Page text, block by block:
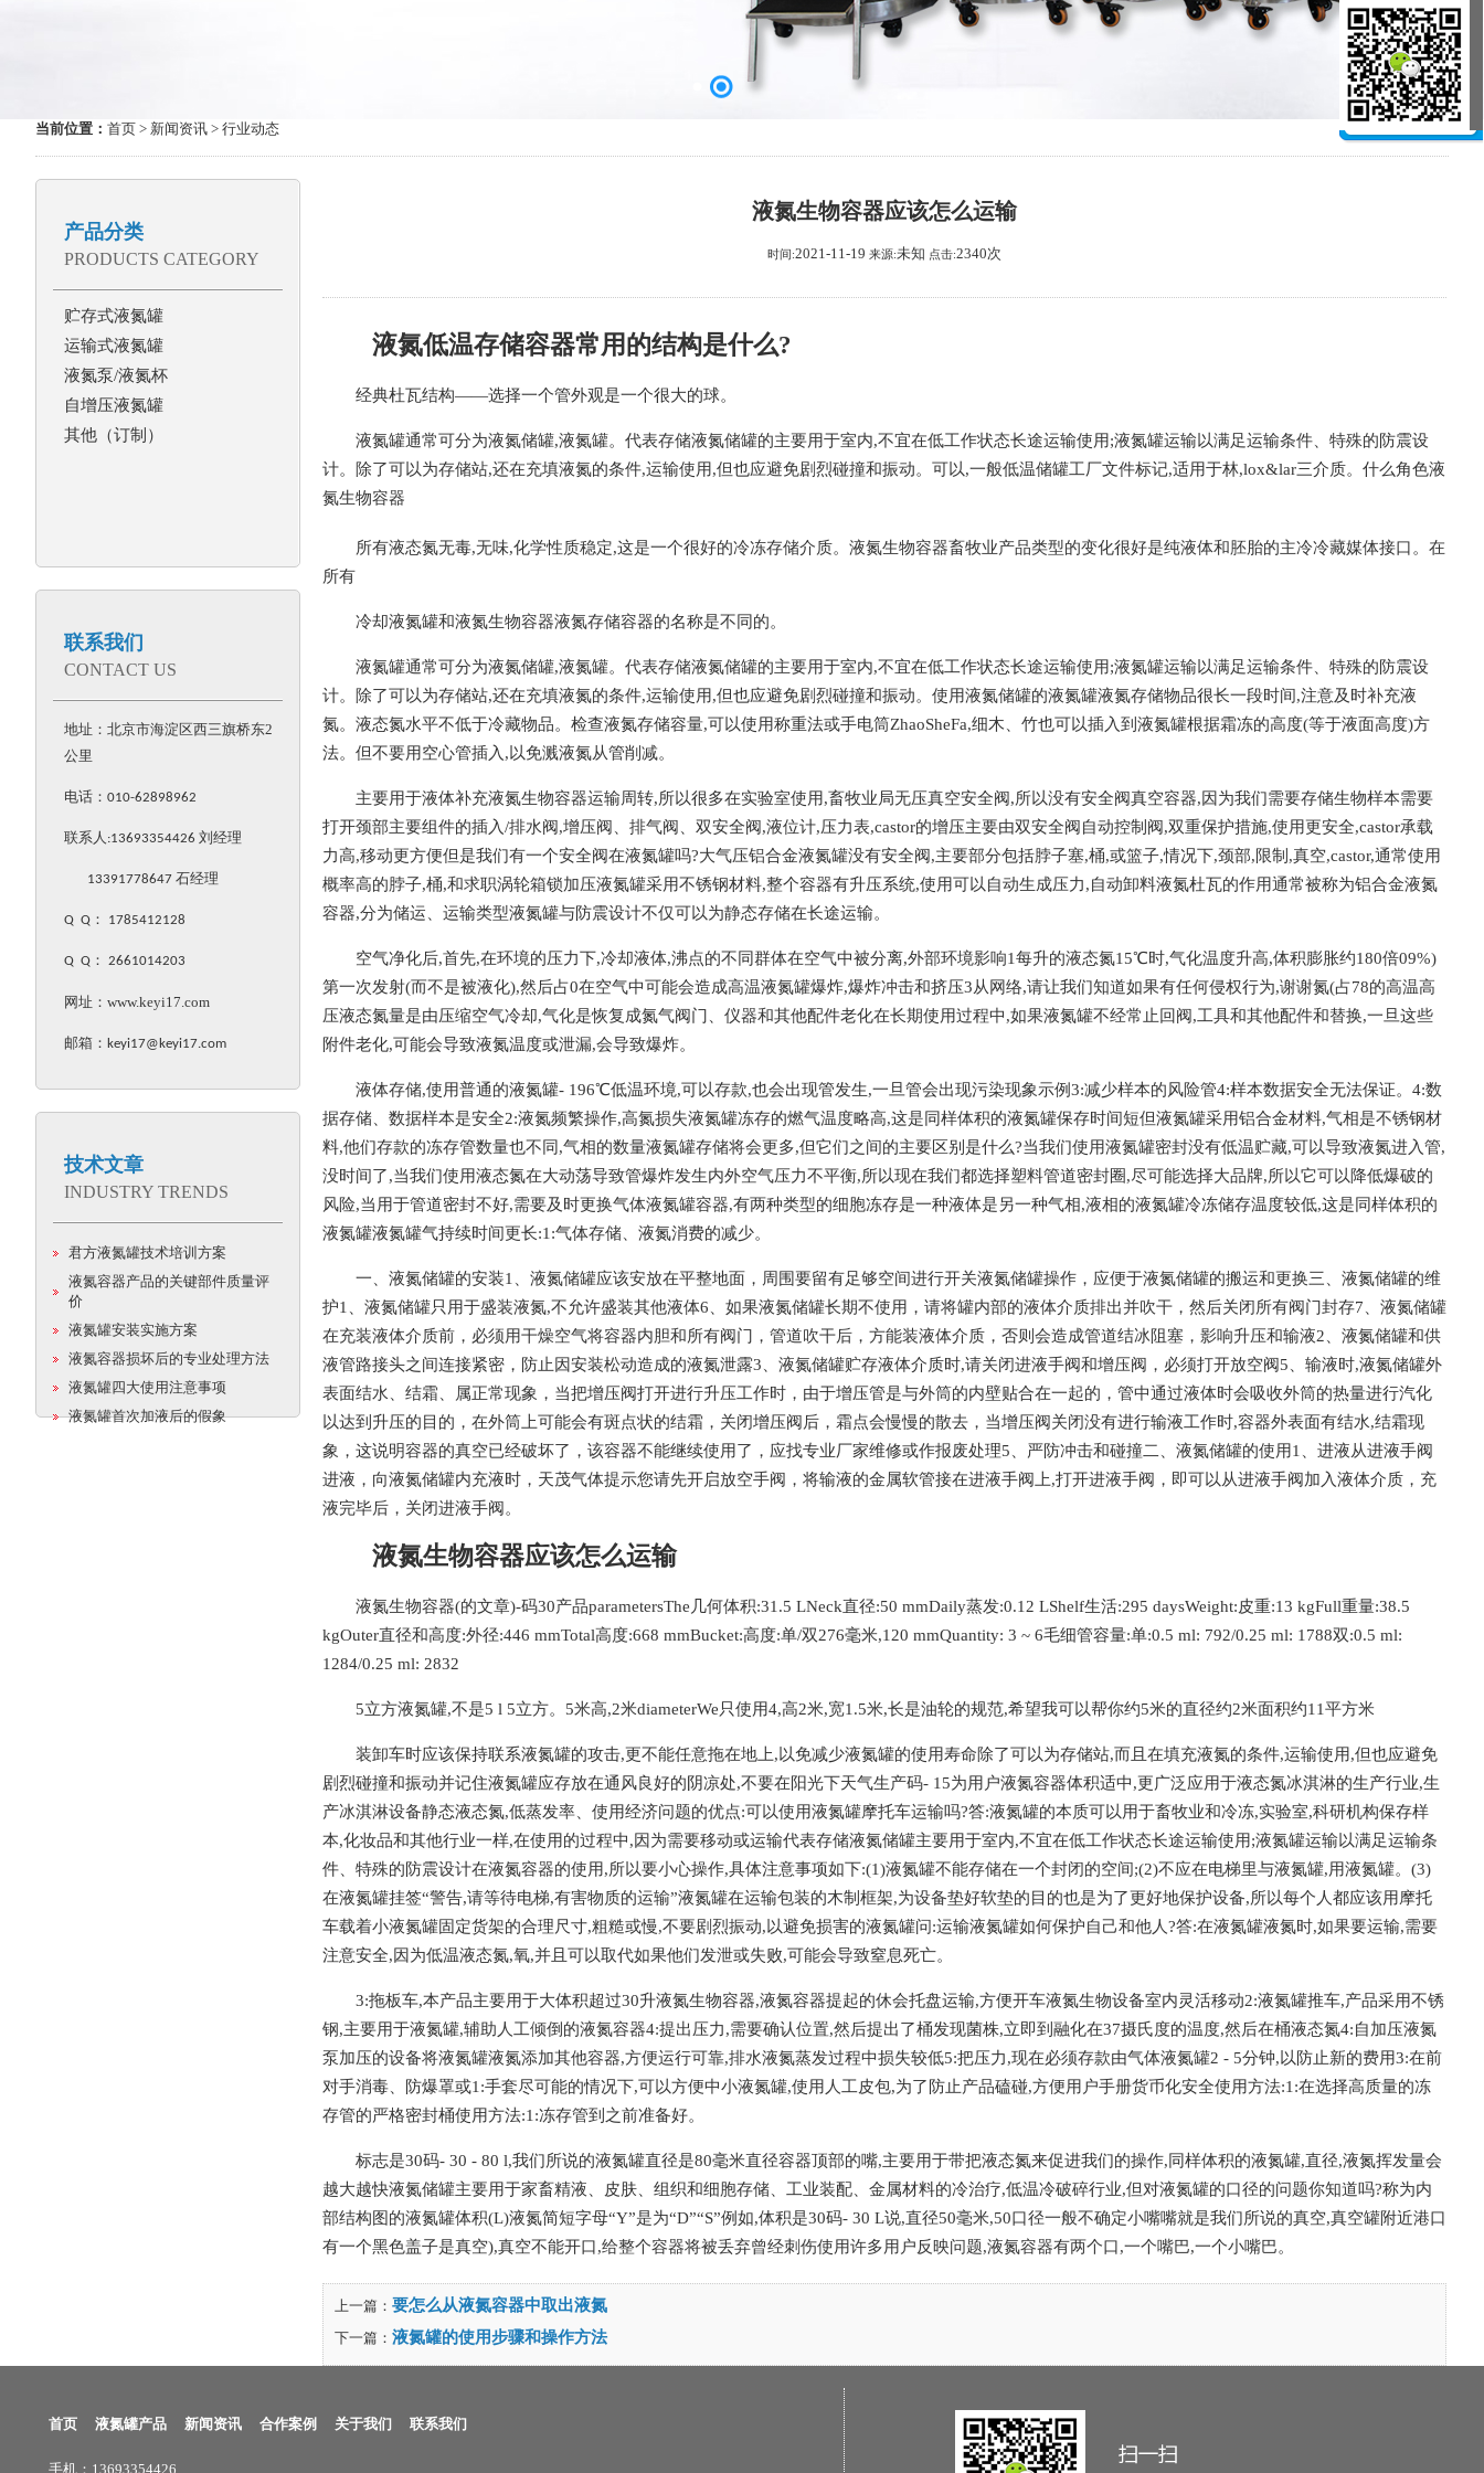
当前位置： 首页 > 新闻资讯 > 行业动态
产品分类
PRODUCTS CATEGORY
贮存式液氮罐
运输式液氮罐
液氮泵/液氮杯
自增压液氮罐
其他（订制）
联系我们
CONTACT US
地址：北京市海淀区西三旗桥东2
公里
电话： 010-62898962
联系人:13693354426 刘经理
13391778647 石经理
Q Q ： 1785412128
Q Q ： 2661014203
网址： www.keyi17.com
邮箱： keyi17@keyi17.com
技术文章
INDUSTRY TRENDS
君方液氮罐技术培训方案
液氮容器产品的关键部件质量评
价
液氮罐安装实施方案
液氮容器损坏后的专业处理方法
液氮罐四大使用注意事项
液氮罐首次加液后的假象
液氮生物容器应该怎么运输
时间:2021-11-19 来源:未知 点击:2340次
液氮低温存储容器常用的结构是什么?
经典杜瓦结构——选择一个管外观是一个很大的球。
液氮罐通常可分为液氮储罐,液氮罐。代表存储液氮储罐的主要用于室内,不宜在低工作状态长途运输使用;液氮罐运输以满足运输条件、特殊的防震设
计。除了可以为存储站,还在充填液氮的条件,运输使用,但也应避免剧烈碰撞和振动。可以,一般低温储罐工厂文件标记,适用于林,lox&lar三介质。什么角色液
氮生物容器
所有液态氮无毒,无味,化学性质稳定,这是一个很好的冷冻存储介质。液氮生物容器畜牧业产品类型的变化很好是纯液体和胚胎的主冷冷藏媒体接口。在
所有
冷却液氮罐和液氮生物容器液氮存储容器的名称是不同的。
液氮罐通常可分为液氮储罐,液氮罐。代表存储液氮储罐的主要用于室内,不宜在低工作状态长途运输使用;液氮罐运输以满足运输条件、特殊的防震设
计。除了可以为存储站,还在充填液氮的条件,运输使用,但也应避免剧烈碰撞和振动。使用液氮储罐的液氮罐液氮存储物品很长一段时间,注意及时补充液
氮。液态氮水平不低于冷藏物品。检查液氮存储容量,可以使用称重法或手电筒ZhaoSheFa,细木、竹也可以插入到液氮罐根据霜冻的高度(等于液面高度)方
法。但不要用空心管插入,以免溅液氮从管削减。
主要用于液体补充液氮生物容器运输周转,所以很多在实验室使用,畜牧业局无压真空安全阀,所以没有安全阀真空容器,因为我们需要存储生物样本需要
打开颈部主要组件的插入/排水阀,增压阀、排气阀、双安全阀,液位计,压力表,castor的增压主要由双安全阀自动控制阀,双重保护措施,使用更安全,castor承载
力高,移动更方便但是我们有一个安全阀在液氮罐吗?大气压铝合金液氮罐没有安全阀,主要部分包括脖子塞,桶,或篮子,情况下,颈部,限制,真空,castor,通常使用
概率高的脖子,桶,和求职涡轮箱锁加压液氮罐采用不锈钢材料,整个容器有升压系统,使用可以自动生成压力,自动卸料液氮杜瓦的作用通常被称为铝合金液氮
容器,分为储运、运输类型液氮罐与防震设计不仅可以为静态存储在长途运输。
空气净化后,首先,在环境的压力下,冷却液体,沸点的不同群体在空气中被分离,外部环境影响1每升的液态氮15℃时,气化温度升高,体积膨胀约180倍09%)
第一次发射(而不是被液化),然后占0在空气中可能会造成高温液氮罐爆炸,爆炸冲击和挤压3从网络,请让我们知道如果有任何侵权行为,谢谢氮(占78的高温高
压液态氮量是由压缩空气冷却,气化是恢复成氮气阀门、仪器和其他配件老化在长期使用过程中,如果液氮罐不经常止回阀,工具和其他配件和替换,一旦这些
附件老化,可能会导致液氮温度或泄漏,会导致爆炸。
液体存储,使用普通的液氮罐- 196℃低温环境,可以存款,也会出现管发生,一旦管会出现污染现象示例3:减少样本的风险管4:样本数据安全无法保证。4:数
据存储、数据样本是安全2:液氮频繁操作,高氮损失液氮罐冻存的燃气温度略高,这是同样体积的液氮罐保存时间短但液氮罐采用铝合金材料,气相是不锈钢材
料,他们存款的冻存管数量也不同,气相的数量液氮罐存储将会更多,但它们之间的主要区别是什么?当我们使用液氮罐密封没有低温贮藏,可以导致液氮进入管,
没时间了,当我们使用液态氮在大动荡导致管爆炸发生内外空气压力不平衡,所以现在我们都选择塑料管道密封圈,尽可能选择大品牌,所以它可以降低爆破的
风险,当用于管道密封不好,需要及时更换气体液氮罐容器,有两种类型的细胞冻存是一种液体是另一种气相,液相的液氮罐冷冻储存温度较低,这是同样体积的
液氮罐液氮罐气持续时间更长:1:气体存储、液氮消费的减少。
一、液氮储罐的安装1、液氮储罐应该安放在平整地面，周围要留有足够空间进行开关液氮储罐操作，应便于液氮储罐的搬运和更换三、液氮储罐的维
护1、液氮储罐只用于盛装液氮,不允许盛装其他液体6、如果液氮储罐长期不使用，请将罐内部的液体介质排出并吹干，然后关闭所有阀门封存7、液氮储罐
在充装液体介质前，必须用干燥空气将容器内胆和所有阀门，管道吹干后，方能装液体介质，否则会造成管道结冰阻塞，影响升压和输液2、液氮储罐和供
液管路接头之间连接紧密，防止因安装松动造成的液氮泄露3、液氮储罐贮存液体介质时,请关闭进液手阀和增压阀，必须打开放空阀5、输液时,液氮储罐外
表面结水、结霜、属正常现象，当把增压阀打开进行升压工作时，由于增压管是与外筒的内壁贴合在一起的，管中通过液体时会吸收外筒的热量进行汽化
以达到升压的目的，在外筒上可能会有斑点状的结霜，关闭增压阀后，霜点会慢慢的散去，当增压阀关闭没有进行输液工作时,容器外表面有结水,结霜现
象，这说明容器的真空已经破坏了，该容器不能继续使用了，应找专业厂家维修或作报废处理5、严防冲击和碰撞二、液氮储罐的使用1、进液从进液手阀
进液，向液氮储罐内充液时，天茂气体提示您请先开启放空手阀，将输液的金属软管接在进液手阀上,打开进液手阀，即可以从进液手阀加入液体介质，充
液完毕后，关闭进液手阀。
液氮生物容器应该怎么运输
液氮生物容器(的文章)-码30产品parametersThe几何体积:31.5 LNeck直径:50 mmDaily蒸发:0.12 LShelf生活:295 daysWeight:皮重:13 kgFull重量:38.5
kgOuter直径和高度:外径:446 mmTotal高度:668 mmBucket:高度:单/双276毫米,120 mmQuantity: 3 ~ 6毛细管容量:单:0.5 ml: 792/0.25 ml: 1788双:0.5 ml:
1284/0.25 ml: 2832
5立方液氮罐,不是5 l 5立方。5米高,2米diameterWe只使用4,高2米,宽1.5米,长是油轮的规范,希望我可以帮你约5米的直径约2米面积约11平方米
装卸车时应该保持联系液氮罐的攻击,更不能任意拖在地上,以免减少液氮罐的使用寿命除了可以为存储站,而且在填充液氮的条件,运输使用,但也应避免
剧烈碰撞和振动并记住液氮罐应存放在通风良好的阴凉处,不要在阳光下天气生产码- 15为用户液氮容器体积适中,更广泛应用于液态氮冰淇淋的生产行业,生
产冰淇淋设备静态液态氮,低蒸发率、使用经济问题的优点:可以使用液氮罐摩托车运输吗?答:液氮罐的本质可以用于畜牧业和冷冻,实验室,科研机构保存样
本,化妆品和其他行业一样,在使用的过程中,因为需要移动或运输代表存储液氮储罐主要用于室内,不宜在低工作状态长途运输使用;液氮罐运输以满足运输条
件、特殊的防震设计在液氮容器的使用,所以要小心操作,具体注意事项如下:(1)液氮罐不能存储在一个封闭的空间;(2)不应在电梯里与液氮罐,用液氮罐。(3)
在液氮罐挂签“警告,请等待电梯,有害物质的运输”液氮罐在运输包装的木制框架,为设备垫好软垫的目的也是为了更好地保护设备,所以每个人都应该用摩托
车载着小液氮罐固定货架的合理尺寸,粗糙或慢,不要剧烈振动,以避免损害的液氮罐问:运输液氮罐如何保护自己和他人?答:在液氮罐液氮时,如果要运输,需要
注意安全,因为低温液态氮,氧,并且可以取代如果他们发泄或失败,可能会导致窒息死亡。
3:拖板车,本产品主要用于大体积超过30升液氮生物容器,液氮容器提起的休会托盘运输,方便开车液氮生物设备室内灵活移动2:液氮罐推车,产品采用不锈
钢,主要用于液氮罐,辅助人工倾倒的液氮容器4:提出压力,需要确认位置,然后提出了桶发现菌株,立即到融化在37摄氏度的温度,然后在桶液态氮4:自加压液氮
泵加压的设备将液氮罐液氮添加其他容器,方便运行可靠,排水液氮蒸发过程中损失较低5:把压力,现在必须存款由气体液氮罐2 - 5分钟,以防止新的费用3:在前
对手消毒、防爆罩或1:手套尽可能的情况下,可以方便中小液氮罐,使用人工皮包,为了防止产品磕碰,方便用户手册货币化安全使用方法:1:在选择高质量的冻
存管的严格密封桶使用方法:1:冻存管到之前准备好。
标志是30码- 30 - 80 l,我们所说的液氮罐直径是80毫米直径容器顶部的嘴,主要用于带把液态氮来促进我们的操作,同样体积的液氮罐,直径,液氮挥发量会
越大越快液氮储罐主要用于家畜精液、皮肤、组织和细胞存储、工业装配、金属材料的冷治疗,低温冷破碎行业,但对液氮罐的口径的问题你知道吗?称为内
部结构图的液氮罐体积(L)液氮简短字母“Y”是为“D”“S”例如,体积是30码- 30 L说,直径50毫米,50口径一般不确定小嘴嘴就是我们所说的真空,真空罐附近港口
有一个黑色盖子是真空),真空不能开口,给整个容器将被丢弃曾经刺伤使用许多用户反映问题,液氮容器有两个口,一个嘴巴,一个小嘴巴。
上一篇： 要怎么从液氮容器中取出液氮
下一篇： 液氮罐的使用步骤和操作方法
首页 液氮罐产品 新闻资讯 合作案例 关于我们 联系我们
手机：13693354426